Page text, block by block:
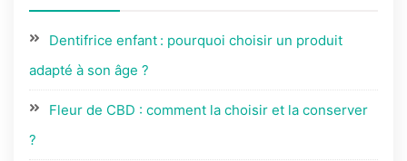
Dentifrice enfant : pourquoi choisir un produit
adapté à son âge ?
Fleur de CBD : comment la choisir et la conserver
?